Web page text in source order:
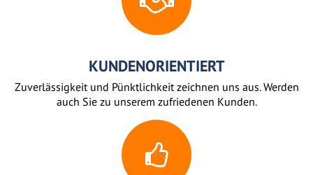
KUNDENORIENTIERT
Zuverlässigkeit und Pünktlichkeit zeichnen uns aus. Werden
auch Sie zu unserem zufriedenen Kunden.